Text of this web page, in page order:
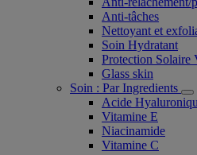
Anti-tâches
Nettoyant et
Soin Hydratant
Protection Solaire
Glass skin
Soin : Par Ingredients
Acide
Vitamine E
Niacinamide
Vitamine C